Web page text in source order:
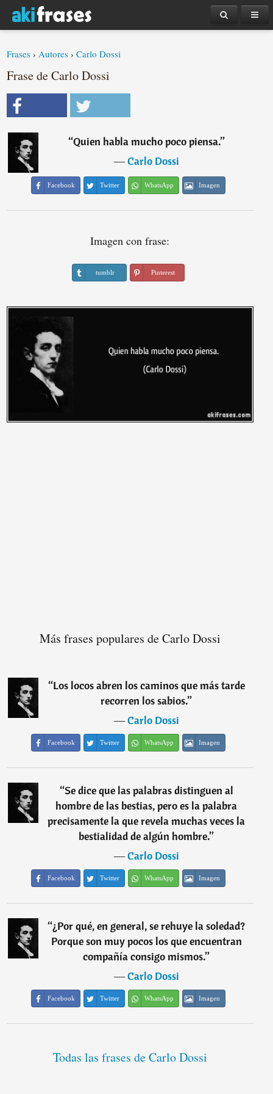
Frases ›Autores ›Carlo Dossi
Frase de Carlo Dossi
“Quien habla mucho poco piensa.”
―Carlo Dossi
Facebook Twitter WhatsApp Imagen
Imagen con frase:
tumblr Pinterest
Más frases populares de Carlo Dossi
“Los locos abren los caminos que más tarde
recorren los sabios.”
―Carlo Dossi
Facebook Twitter WhatsApp Imagen
“Se dice que las palabras distinguen al
hombre de las bestias, pero es la palabra
precisamente la que revela muchas veces la
bestialidad de algún hombre.”
―Carlo Dossi
Facebook Twitter WhatsApp Imagen
“¿Por qué, en general, se rehuye la soledad?
Porque son muy pocos los que encuentran
compañía consigo mismos.”
―Carlo Dossi
Facebook Twitter WhatsApp Imagen
Todas las frases de Carlo Dossi